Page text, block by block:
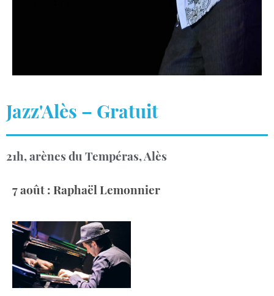
Jazz'Alès – Gratuit
21h, arènes du Tempéras, Alès
7 août : Raphaël Lemonnier